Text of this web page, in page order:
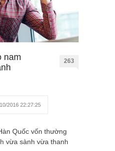
nam
263
2016 22:27:25
Quốc vốn thường
vừa sành vừa thanh